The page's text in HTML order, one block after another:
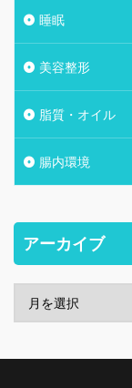
睡眠
美容整形
脂質・オイル
腸内環境
アーカイブ